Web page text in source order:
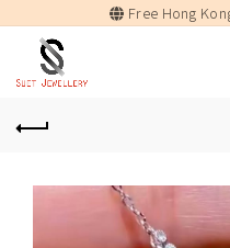
Free Hong